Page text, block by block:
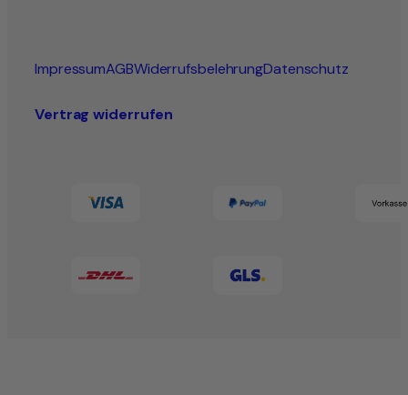
ImpressumAGBWiderrufsbelehrungDatenschutz
Vertrag widerrufen